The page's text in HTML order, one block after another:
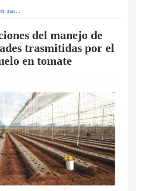
mas...
del manejo de
trasmitidas por el
en tomate